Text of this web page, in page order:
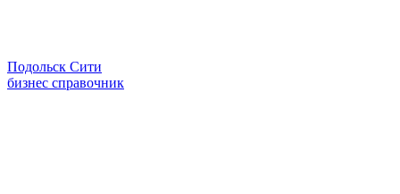
Подольск Сити
бизнес справочник